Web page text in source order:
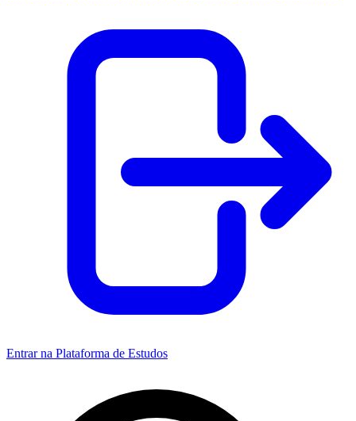
Entrar na Plataforma de Estudos